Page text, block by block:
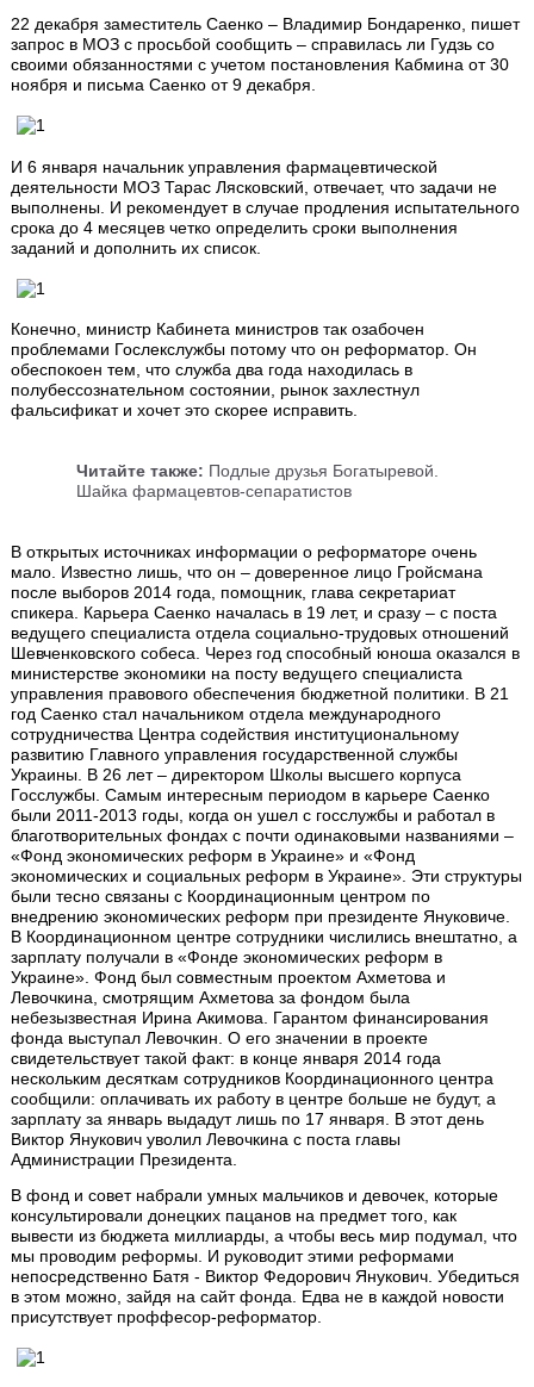
22 декабря заместитель Саенко – Владимир Бондаренко, пишет
запрос в МОЗ с просьбой сообщить – справилась ли Гудзь со
своими обязанностями с учетом постановления Кабмина от 30
ноября и письма Саенко от 9 декабря.
И 6 января начальник управления фармацевтической
деятельности МОЗ Тарас Лясковский, отвечает, что задачи не
выполнены. И рекомендует в случае продления испытательного
срока до 4 месяцев четко определить сроки выполнения
заданий и дополнить их список.
Конечно, министр Кабинета министров так озабочен
проблемами Гослекслужбы потому что он реформатор. Он
обеспокоен тем, что служба два года находилась в
полубессознательном состоянии, рынок захлестнул
фальсификат и хочет это скорее исправить.
Читайте также: Подлые друзья Богатыревой.
Шайка фармацевтов-сепаратистов
В открытых источниках информации о реформаторе очень
мало. Известно лишь, что он – доверенное лицо Гройсмана
после выборов 2014 года, помощник, глава секретариат
спикера. Карьера Саенко началась в 19 лет, и сразу – с поста
ведущего специалиста отдела социально-трудовых отношений
Шевченковского собеса. Через год способный юноша оказался в
министерстве экономики на посту ведущего специалиста
управления правового обеспечения бюджетной политики. В 21
год Саенко стал начальником отдела международного
сотрудничества Центра содействия институциональному
развитию Главного управления государственной службы
Украины. В 26 лет – директором Школы высшего корпуса
Госслужбы. Самым интересным периодом в карьере Саенко
были 2011-2013 годы, когда он ушел с госслужбы и работал в
благотворительных фондах с почти одинаковыми названиями –
«Фонд экономических реформ в Украине» и «Фонд
экономических и социальных реформ в Украине». Эти структуры
были тесно связаны с Координационным центром по
внедрению экономических реформ при президенте Януковиче.
В Координационном центре сотрудники числились внештатно, а
зарплату получали в «Фонде экономических реформ в
Украине». Фонд был совместным проектом Ахметова и
Левочкина, смотрящим Ахметова за фондом была
небезызвестная Ирина Акимова. Гарантом финансирования
фонда выступал Левочкин. О его значении в проекте
свидетельствует такой факт: в конце января 2014 года
нескольким десяткам сотрудников Координационного центра
сообщили: оплачивать их работу в центре больше не будут, а
зарплату за январь выдадут лишь по 17 января. В этот день
Виктор Янукович уволил Левочкина с поста главы
Администрации Президента.
В фонд и совет набрали умных мальчиков и девочек, которые
консультировали донецких пацанов на предмет того, как
вывести из бюджета миллиарды, а чтобы весь мир подумал, что
мы проводим реформы. И руководит этими реформами
непосредственно Батя - Виктор Федорович Янукович. Убедиться
в этом можно, зайдя на сайт фонда. Едва не в каждой новости
присутствует проффесор-реформатор.